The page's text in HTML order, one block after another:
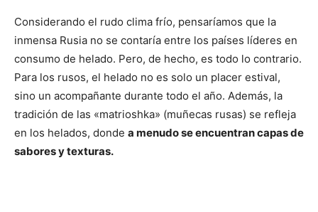
Considerando el rudo clima frío, pensaríamos que la
inmensa Rusia no se contaría entre los países líderes en
consumo de helado. Pero, de hecho, es todo lo contrario.
Para los rusos, el helado no es solo un placer estival,
sino un acompañante durante todo el año. Además, la
tradición de las «matrioshka» (muñecas rusas) se refleja
en los helados, donde a menudo se encuentran capas de
sabores y texturas.